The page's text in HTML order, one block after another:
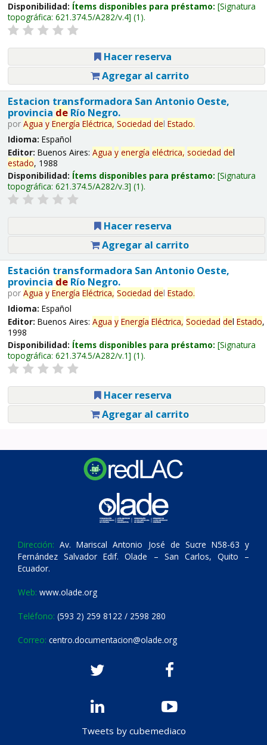
Disponibilidad: Ítems disponibles para préstamo: Signatura
topográfica: 621.374.5/A282/v.4 (1).
Hacer reserva
Agregar al carrito
Estacion transformadora San Antonio Oeste,
provincia deRío Negro.
por Agua y Energía Eléctrica, Sociedad del Estado.
Idioma: Español
Editor: Buenos Aires: Agua y energía eléctrica, sociedad del
estado, 1988
Disponibilidad: Ítems disponibles para préstamo: Signatura
topográfica: 621.374.5/A282/v.3 (1).
Hacer reserva
Agregar al carrito
Estación transformadora San Antonio Oeste,
provincia deRío Negro.
por Agua y Energía Eléctrica, Sociedad del Estado.
Idioma: Español
Editor: Buenos Aires: Agua y Energía Eléctrica, Sociedad del Estado,
1998
Disponibilidad: Ítems disponibles para préstamo: Signatura
topográfica: 621.374.5/A282/v.1 (1).
Hacer reserva
Agregar al carrito
Dirección: Av. Mariscal Antonio José de Sucre N58-63 y
Fernández Salvador Edif. Olade – San Carlos, Quito –
Ecuador.
Web: www.olade.org
Teléfono: (593 2) 259 8122 / 2598 280
Correo: centro.documentacion@olade.org
Tweets by cubemediaco